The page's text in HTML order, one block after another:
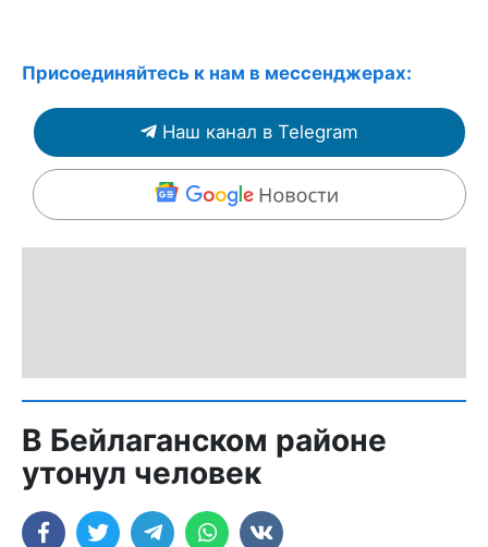
Присоединяйтесь к нам в мессенджерах:
Наш канал в Telegram
В Бейлаганском районе
утонул человек